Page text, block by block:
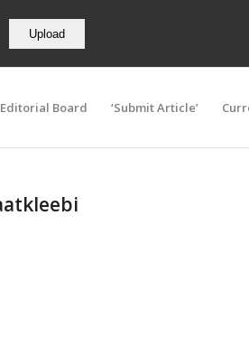
Editorial Board ‘Submit Article’